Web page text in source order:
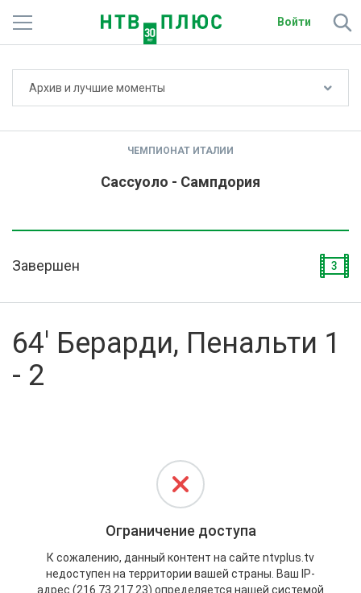
Войти
О сайте
Активировать промокод
Архив и лучшие моменты
ЧЕМПИОНАТ ИТАЛИИ
Сассуоло - Сампдория
Завершен 3
64' Берарди, Пенальти 1
- 2